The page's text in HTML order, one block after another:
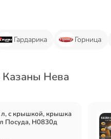
Гардарика Горница
Нева
с крышкой, крышка
Посуда, Н0830д